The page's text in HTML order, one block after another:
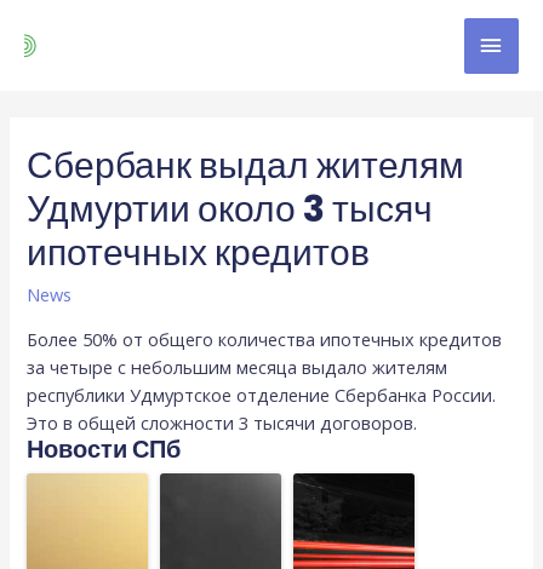
Сбербанк выдал жителям
Удмуртии около 3 тысяч
ипотечных кредитов
News
Более 50% от общего количества ипотечных кредитов
за четыре с небольшим месяца выдало жителям
республики Удмуртское отделение Сбербанка России.
Это в общей сложности 3 тысячи договоров.
Новости СПб